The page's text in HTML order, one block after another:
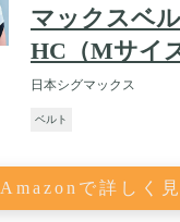
マックスベ
HC（Mサイ
日本シグマックス
ベルト
Amazonで詳しく